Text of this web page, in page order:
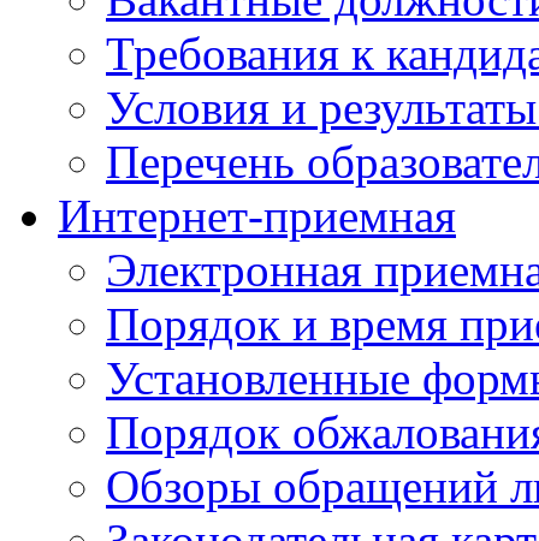
Требования к
Условия и
Перечень
Интернет-приемная
Электронная
Порядок и время
Установленные
Порядок
Обзоры обращений